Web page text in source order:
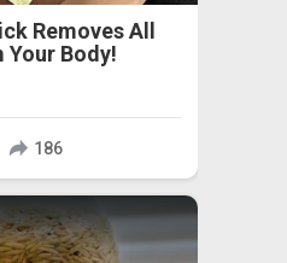
Removes All
Your Body!
186